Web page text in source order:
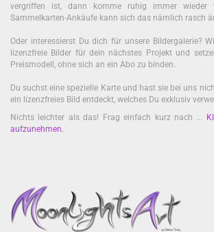
vergriffen ist, dann komme ruhig immer wieder
Sammelkarten-Ankäufe kann sich das nämlich rasch
Oder interessierst Du dich für unsere Bildergalerie?
lizenzfreie Bilder für dein nächstes Projekt und
Preismodell, ohne sich an ein Abo zu binden.
Du suchst eine spezielle Karte und hast sie bei uns
ein lizenzfreies Bild entdeckt, welches Du exklusiv
Nichts leichter als das! Frag einfach kurz nach ...
aufzunehmen.